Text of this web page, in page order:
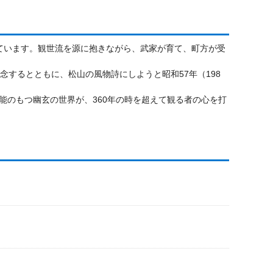
ます。観世流を源に抱きながら、武家が育て、町方が受
するとともに、松山の風物詩にしようと昭和57年（198
のもつ幽玄の世界が、360年の時を超えて観る者の心を打